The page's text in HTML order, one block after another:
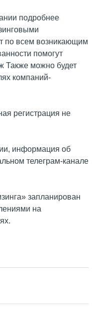
подробнее
по всем возникающим
помогут
Также можно будет
компаний-
регистрация не
информация об
телеграм-канале
запланирован
на